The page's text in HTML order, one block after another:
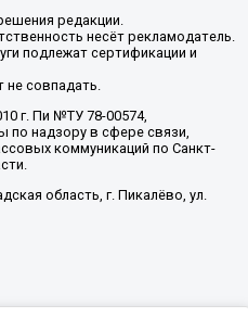
редакции.
несёт рекламодатель.
подлежат сертификации и
не совпадать.
г. Пи №ТУ 78-00574,
по надзору в сфере связи,
коммуникаций по Санкт-
область, г. Пикалёво, ул.